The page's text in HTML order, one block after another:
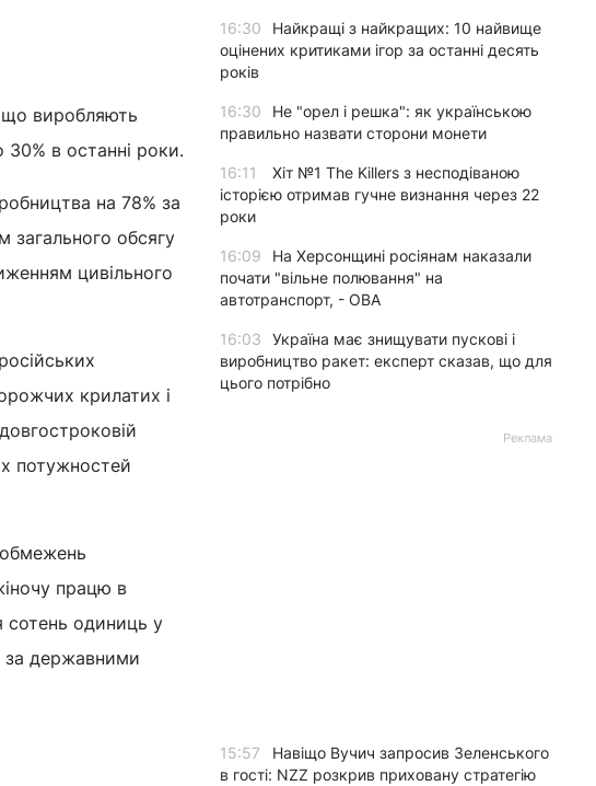
що виробляють
в останні роки.
на 78% за
загального обсягу
цивільного
крилатих і
потужностей
працю в
сотень одиниць у
за державними
16:30
Найкращі з найкращих: 10 найвище
оцінених критиками ігор за останні десять
років
16:30
Не "орел і решка": як українською
правильно назвати сторони монети
16:11
Хіт №1 The Killers з несподіваною
історією отримав гучне визнання через 22
роки
16:09
На Херсонщині росіянам наказали
почати "вільне полювання" на
автотранспорт, - ОВА
16:03
Україна має знищувати пускові і
виробництво ракет: експерт сказав, що для
цього потрібно
Реклама
15:57
Навіщо Вучич запросив Зеленського
в гості: NZZ розкрив приховану стратегію